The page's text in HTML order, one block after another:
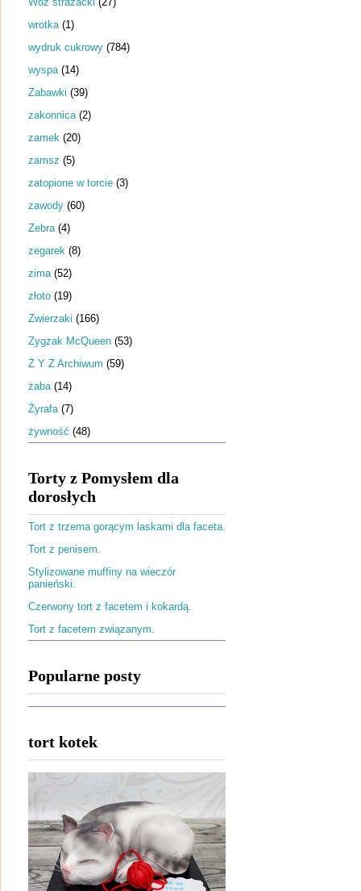
wrotka (1)
wydruk cukrowy (784)
wyspa (14)
Zabawki (39)
zakonnica (2)
zamek (20)
zamsz (5)
zatopione w torcie (3)
zawody (60)
Zebra (4)
zegarek (8)
zima (52)
złoto (19)
Zwierzaki (166)
Zygzak McQueen (53)
Ż Y Z Archiwum (59)
żaba (14)
Żyrafa (7)
żywność (48)
Torty z Pomysłem dla
dorosłych
Tort z trzema gorącym laskami dla faceta.
Tort z penisem.
Stylizowane muffiny na wieczór
panieński.
Czerwony tort z facetem i kokardą.
Tort z facetem związanym.
Popularne posty
tort kotek